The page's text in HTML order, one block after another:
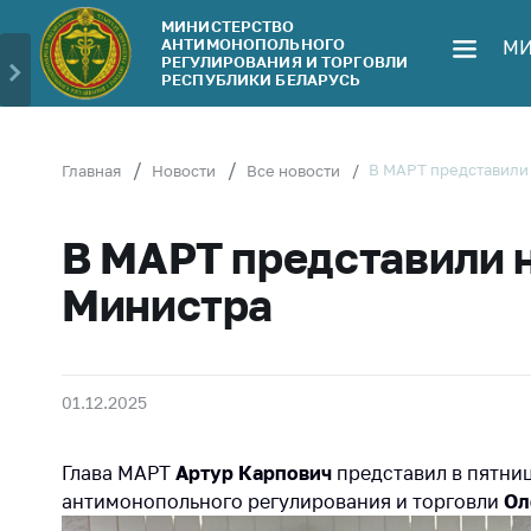
Министерство
Руководство
Министерства
органы
Законодательство
Антикоррупционная
Общественно-
Соискателям
МИНИСТЕРСТВО
АНТИМОНОПОЛЬНОГО
РЕГУЛИРОВАНИЯ И ТОРГОВЛИ
РЕСПУБЛИКИ БЕЛАРУСЬ
Главная Новости Все новости В МАРТ представили
В МАРТ представили
Министра
01.12.2025
Глава МАРТ Артур Карпович представил в
антимонопольного регулирования и торговли